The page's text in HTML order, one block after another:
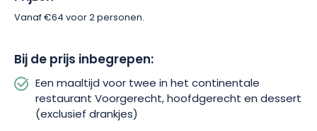
Vanaf €64 voor 2 personen.
Bij de prijs inbegrepen:
Een maaltijd voor twee in het continentale
restaurant Voorgerecht, hoofdgerecht en dessert
(exclusief drankjes)